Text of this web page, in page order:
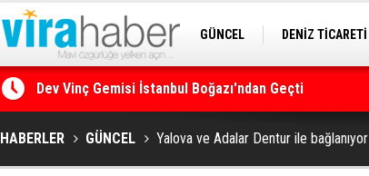
GÜNCEL DENİZ TİCARETİ
Ege Denizi’nin En Büyük Mercan Ormanı
HABERLER GÜNCEL Yalova ve Adalar Dentur ile bağlanıyor